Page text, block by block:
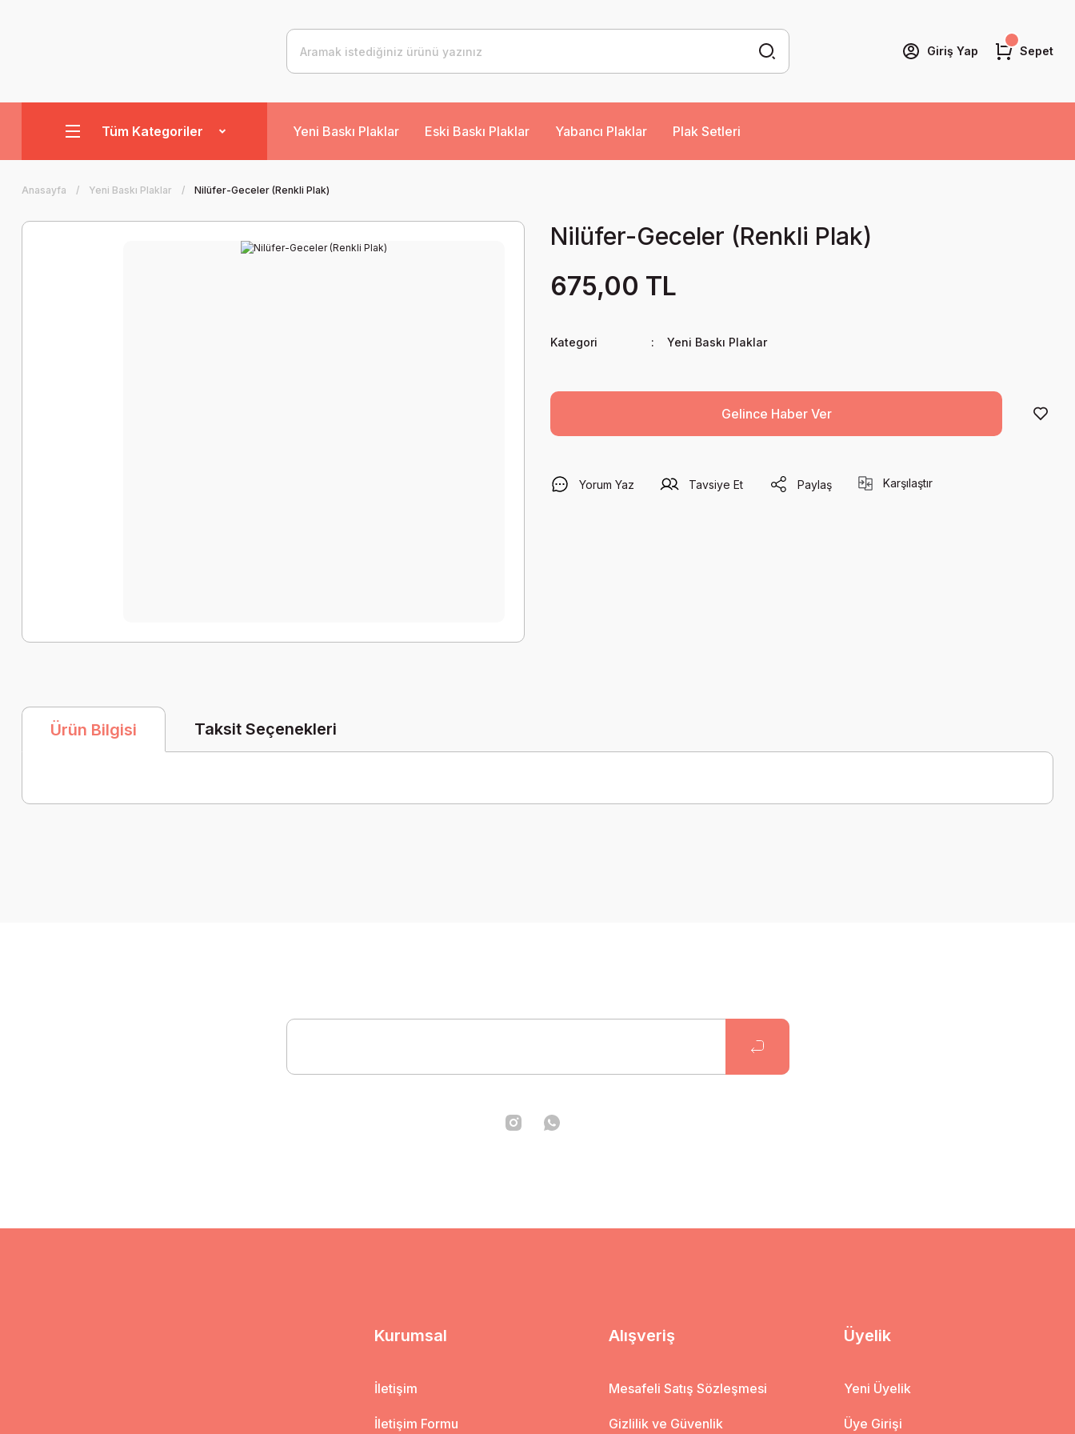
Giriş Yap Sepet
Tüm Kategoriler Yeni Baskı Plaklar Eski Baskı Plaklar Yabancı Plaklar Plak Setleri
Anasayfa Yeni Baskı Plaklar Nilüfer-Geceler (Renkli Plak)
Nilüfer-Geceler (Renkli Plak)
675,00 TL
Kategori Yeni Baskı Plaklar
Gelince Haber Ver
Yorum Yaz Tavsiye Et Paylaş Karşılaştır
Ürün Bilgisi Taksit Seçenekleri
Kurumsal
İletişim
İletişim Formu
Alışveriş
Mesafeli Satış Sözleşmesi
Gizlilik ve Güvenlik
Üyelik
Yeni Üyelik
Üye Girişi